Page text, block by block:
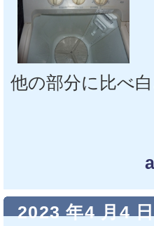
他の部分に比べ
2023 年4 月4 日